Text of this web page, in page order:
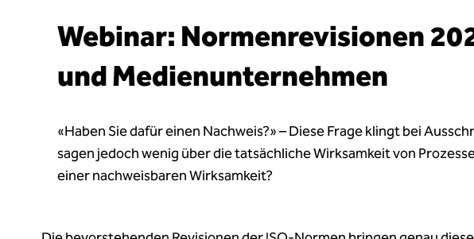
Webinar: Normenrevisionen
und Medienunternehmen
«Haben Sie dafür einen Nachweis?» – Diese Frage klingt bei
sagen jedoch wenig über die tatsächliche Wirksamkeit von
einer nachweisbaren Wirksamkeit?